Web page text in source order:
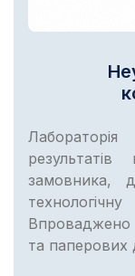
замовника,
Впроваджено
та паперових